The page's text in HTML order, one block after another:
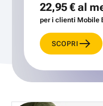
22,95 €al
per i clienti Mobile
SCOPRI